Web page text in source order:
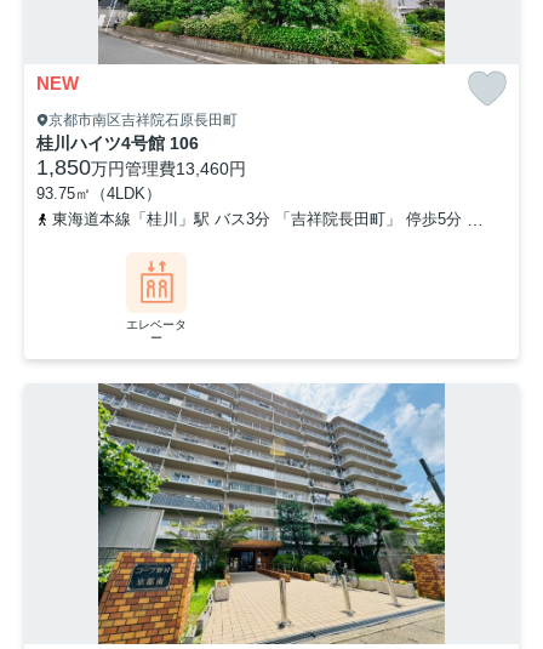
NEW
京都市南区吉祥院石原長田町
桂川ハイツ4号館 106
1,850万円管理費13,460円
93.75㎡（4LDK）
東海道本線「桂川」駅 バス3分 「吉祥院長田町」 停歩5分
エレベータ
ー